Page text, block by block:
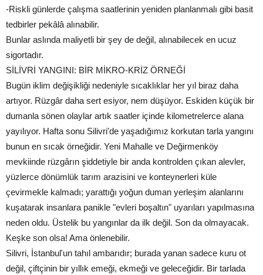
-Riskli günlerde çalışma saatlerinin yeniden planlanmalı gibi basit
tedbirler pekâlâ alınabilir.
Bunlar aslında maliyetli bir şey de değil, alınabilecek en ucuz
sigortadır.
SİLİVRİ YANGINI: BİR MİKRO-KRİZ ÖRNEĞİ
Bugün iklim değişikliği nedeniyle sıcaklıklar her yıl biraz daha
artıyor. Rüzgâr daha sert esiyor, nem düşüyor. Eskiden küçük bir
dumanla sönen olaylar artık saatler içinde kilometrelerce alana
yayılıyor. Hafta sonu Silivri'de yaşadığımız korkutan tarla yangını
bunun en sıcak örneğidir. Yeni Mahalle ve Değirmenköy
mevkiinde rüzgârın şiddetiyle bir anda kontrolden çıkan alevler,
yüzlerce dönümlük tarım arazisini ve konteynerleri küle
çevirmekle kalmadı; yarattığı yoğun duman yerleşim alanlarını
kuşatarak insanlara panikle "evleri boşaltın" uyarıları yapılmasına
neden oldu. Üstelik bu yangınlar da ilk değil. Son da olmayacak.
Keşke son olsa! Ama önlenebilir.
Silivri, İstanbul'un tahıl ambarıdır; burada yanan sadece kuru ot
değil, çiftçinin bir yıllık emeği, ekmeği ve geleceğidir. Bir tarlada